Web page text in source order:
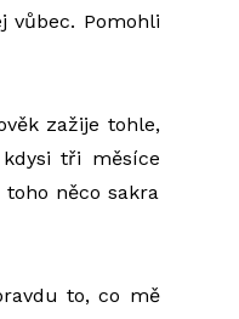
vůbec. Pomohli
zažije tohle,
tři měsíce
něco sakra
to, co mě